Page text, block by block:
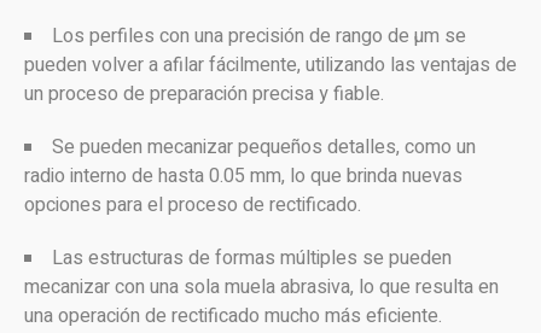
Los perfiles con una precisión de rango de µm se
pueden volver a afilar fácilmente, utilizando las ventajas de
un proceso de preparación precisa y fiable.
Se pueden mecanizar pequeños detalles, como un
radio interno de hasta 0.05 mm, lo que brinda nuevas
opciones para el proceso de rectificado.
Las estructuras de formas múltiples se pueden
mecanizar con una sola muela abrasiva, lo que resulta en
una operación de rectificado mucho más eficiente.